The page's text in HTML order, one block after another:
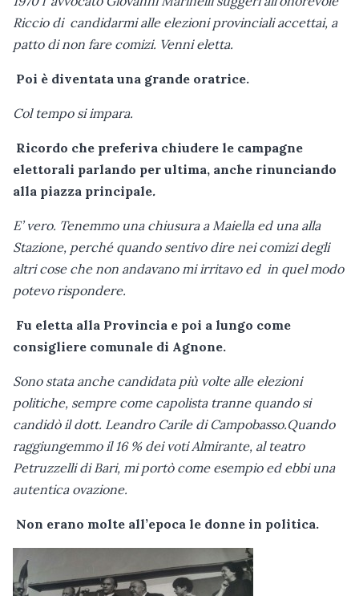
Riccio di candidarmi alle elezioni provinciali accettai, a
patto di non fare comizi. Venni eletta.
Poi è diventata una grande oratrice.
Col tempo si impara.
Ricordo che preferiva chiudere le campagne
elettorali parlando per ultima, anche rinunciando
alla piazza principale.
E’ vero. Tenemmo una chiusura a Maiella ed una alla
Stazione, perché quando sentivo dire nei comizi degli
altri cose che non andavano mi irritavo ed in quel modo
potevo rispondere.
Fu eletta alla Provincia e poi a lungo come
consigliere comunale di Agnone.
Sono stata anche candidata più volte alle elezioni
politiche, sempre come capolista tranne quando si
candidò il dott. Leandro Carile di Campobasso.Quando
raggiungemmo il 16 % dei voti Almirante, al teatro
Petruzzelli di Bari, mi portò come esempio ed ebbi una
autentica ovazione.
Non erano molte all’epoca le donne in politica.